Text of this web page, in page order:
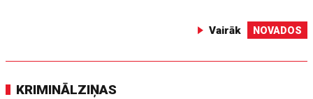
Vairāk NOVADOS
KRIMINĀLZIŅAS